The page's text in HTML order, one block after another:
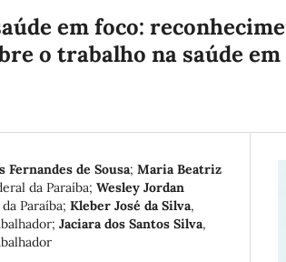
em foco:
o trabalho na saúde
Fernandes de Sousa; Maria Beatriz
da Paraíba; Wesley Jordan
Paraíba; Kleber José da Silva,
; Jaciara dos Santos Silva,